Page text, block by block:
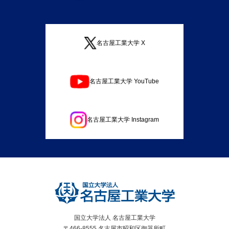
名古屋工業大学 X
名古屋工業大学 YouTube
名古屋工業大学 Instagram
国立大学法人 名古屋工業大学